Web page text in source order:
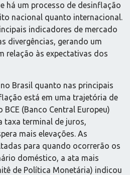
há um processo de desinflação
nacional quanto internacional.
indicadores de mercado
divergências, gerando um
relação às expectativas dos
Brasil quanto nas principais
está em uma trajetória de
BCE (Banco Central Europeu)
taxa terminal de juros,
mais elevações. As
para quando ocorrerão os
doméstico, a ata mais
de Política Monetária) indicou